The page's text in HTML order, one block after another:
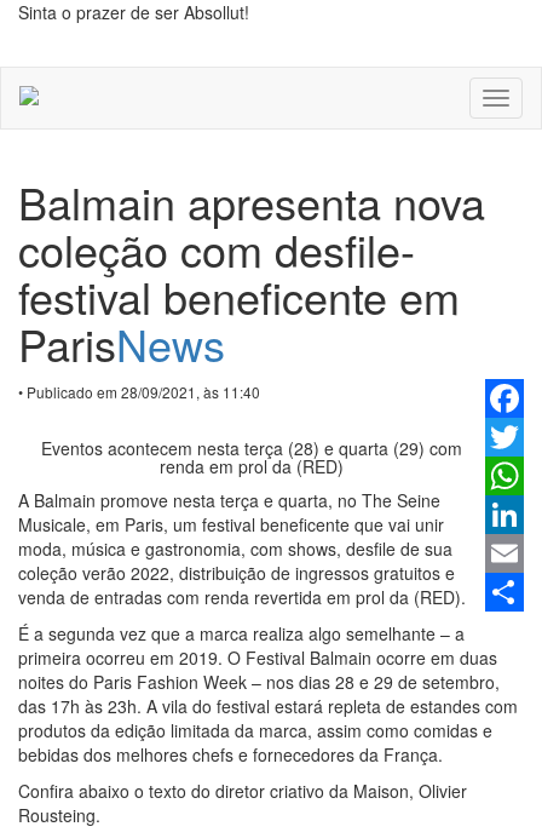
Sinta o prazer de ser Absollut!
Balmain apresenta nova
coleção com desfile-
festival beneficente em
ParisNews
• Publicado em 28/09/2021, às 11:40
Twitter
Email
Eventos acontecem nesta terça (28) e quarta (29) com
renda em prol da (RED)
A Balmain promove nesta terça e quarta, no The Seine
Musicale, em Paris, um festival beneficente que vai unir
moda, música e gastronomia, com shows, desfile de sua
coleção verão 2022, distribuição de ingressos gratuitos e
venda de entradas com renda revertida em prol da (RED).
É a segunda vez que a marca realiza algo semelhante – a
primeira ocorreu em 2019. O Festival Balmain ocorre em duas
noites do Paris Fashion Week – nos dias 28 e 29 de setembro,
das 17h às 23h. A vila do festival estará repleta de estandes com
produtos da edição limitada da marca, assim como comidas e
bebidas dos melhores chefs e fornecedores da França.
Confira abaixo o texto do diretor criativo da Maison, Olivier
Rousteing.